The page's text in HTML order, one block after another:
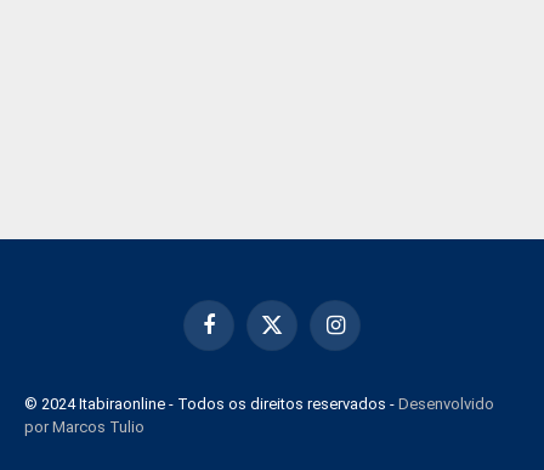
Facebook
X
Instagram
© 2024 Itabiraonline - Todos os direitos reservados - Desenvolvido
por Marcos Tulio